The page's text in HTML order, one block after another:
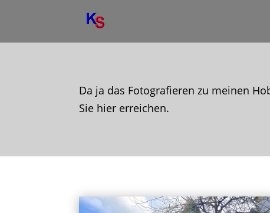
Da ja das Fotografieren zu meinen
Sie hier erreichen.